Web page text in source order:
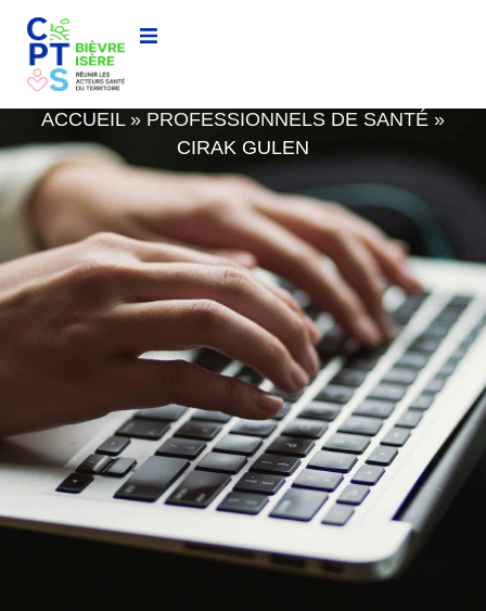
CIRAK GULEN
ACCUEIL» PROFESSIONNELS DE SANTÉ »
CIRAK GULEN